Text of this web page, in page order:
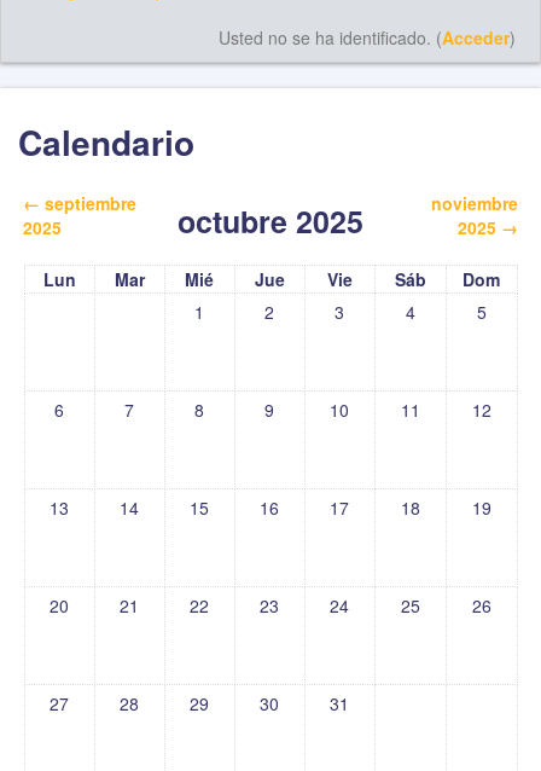
Usted no se ha identificado. (Acceder)
Calendario
← septiembre
2025
octubre 2025
noviembre
2025 →
Lun Mar Mié Jue Vie Sáb
Dom
1
2 3 4 5
6 7 8 9 10 11 12
13 14 15 16 17 18 19
20 21 22 23 24 25 26
27 28 29 30 31